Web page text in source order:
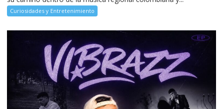
Curiosidades y Entretenimiento